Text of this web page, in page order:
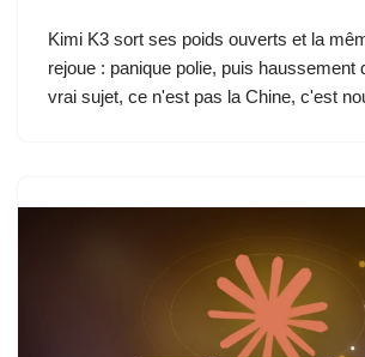
Kimi K3 sort ses poids ouverts et la
rejoue : panique polie, puis haussement
vrai sujet, ce n'est pas la Chine, c'est